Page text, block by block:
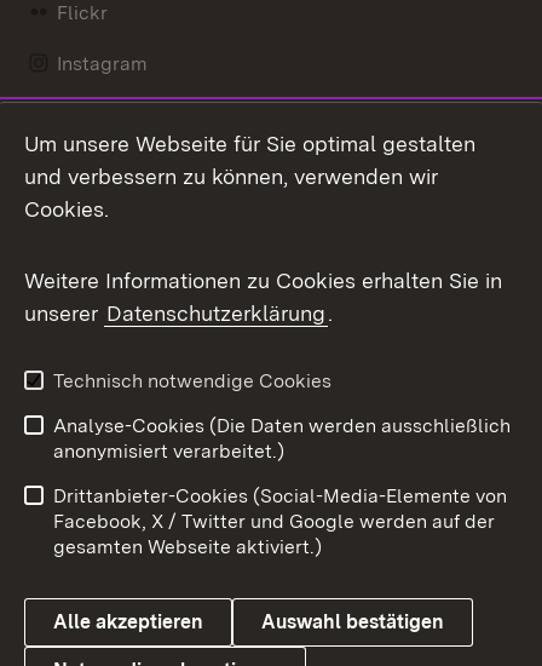
Flickr
Instagram
Mastodon
Messenger
Social Wall
X / Twitter
Youtube
Benutzungshinweise
Barrierefreiheit
Datenschutz
Cookies
Um unsere Webseite für Sie optimal gestalten
und verbessern zu können, verwenden wir
Cookies.
Weitere Informationen zu Cookies erhalten Sie in
unserer Datenschutzerklärung.
Technisch notwendige Cookies
Analyse-Cookies (Die Daten werden ausschließlich
anonymisiert verarbeitet.)
Drittanbieter-Cookies (Social-Media-Elemente von
Facebook, X / Twitter und Google werden auf der
gesamten Webseite aktiviert.)
Alle akzeptieren Auswahl bestätigen